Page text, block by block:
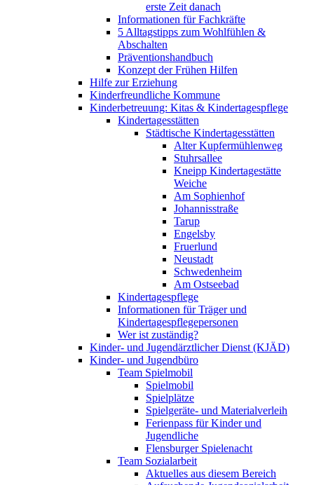
erste Zeit danach
Informationen für Fachkräfte
5 Alltagstipps zum Wohlfühlen &
Abschalten
Präventionshandbuch
Konzept der Frühen Hilfen
Hilfe zur Erziehung
Kinderfreundliche Kommune
Kinderbetreuung: Kitas & Kindertagespflege
Kindertagesstätten
Städtische Kindertagesstätten
Alter Kupfermühlenweg
Stuhrsallee
Kneipp Kindertagestätte
Weiche
Am Sophienhof
Johannisstraße
Tarup
Engelsby
Fruerlund
Neustadt
Schwedenheim
Am Ostseebad
Kindertagespflege
Informationen für Träger und
Kindertagespflegepersonen
Wer ist zuständig?
Kinder- und Jugendärztlicher Dienst (KJÄD)
Kinder- und Jugendbüro
Team Spielmobil
Spielmobil
Spielplätze
Spielgeräte- und Materialverleih
Ferienpass für Kinder und
Jugendliche
Flensburger Spielenacht
Team Sozialarbeit
Aktuelles aus diesem Bereich